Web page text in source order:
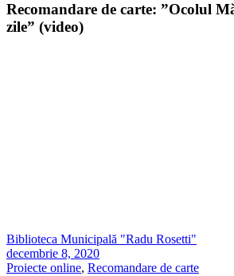
Recomandare de carte: ”Ocolul
zile” (video)
Biblioteca Municipală "Radu Rosetti"
decembrie 8, 2020
Proiecte online, Recomandare de carte